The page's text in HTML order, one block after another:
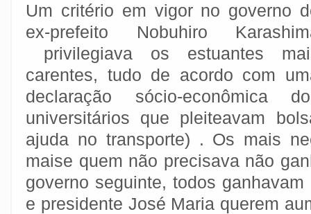
Um critério em vigor no governo
ex-prefeito Nobuhiro
privilegiava os estuantes
carentes, tudo de acordo com
declaração sócio-econômica
universitários que pleiteavam
ajuda no transporte) . Os mais
maise quem não precisava não
governo seguinte, todos
e presidente José Maria querem